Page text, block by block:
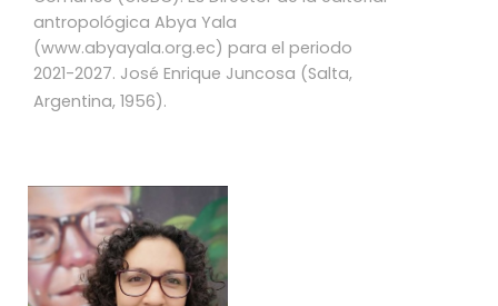
antropológica Abya Yala
(www.abyayala.org.ec) para el periodo
2021-2027. José Enrique Juncosa (Salta,
Argentina, 1956).